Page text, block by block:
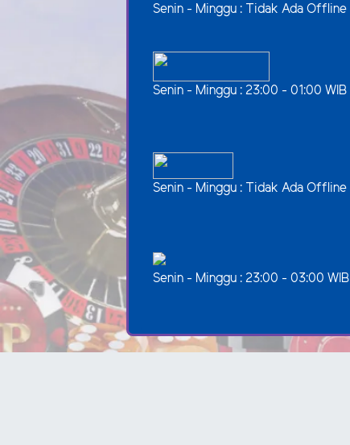
Senin - Minggu : Tidak Ada Offline
Senin - Minggu : 23:00 - 01:00 WIB
Senin - Minggu : Tidak Ada Offline
Senin - Minggu : 23:00 - 03:00 WIB